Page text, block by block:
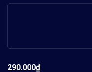
290.000₫